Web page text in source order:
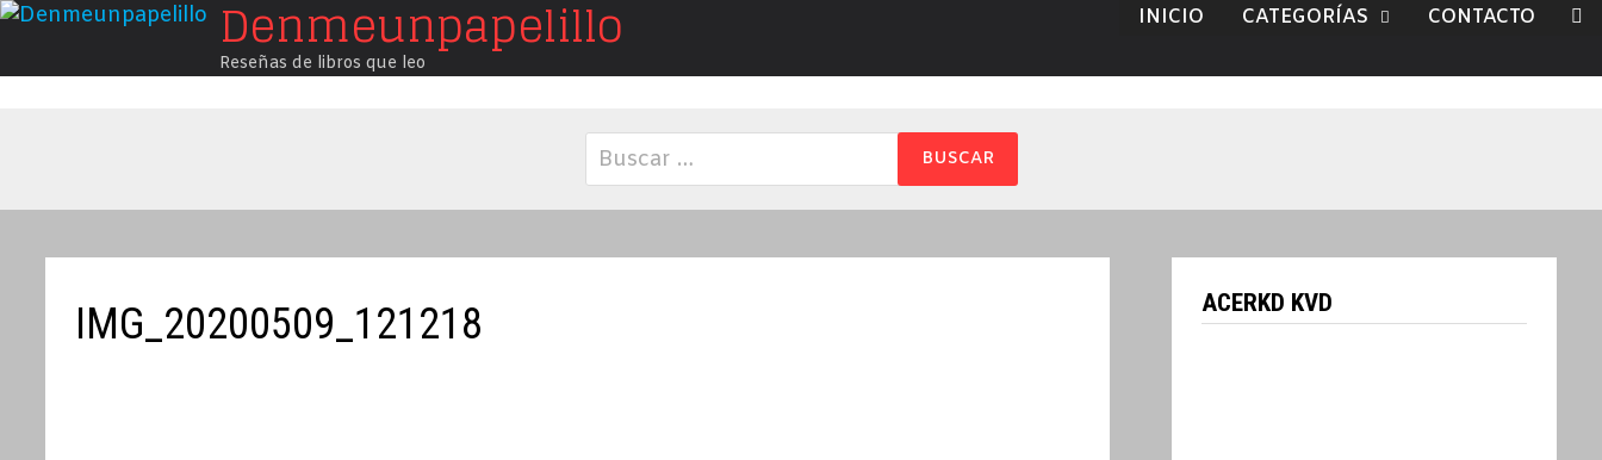
Saltar
contenido
Denmeunpapelillo
Reseñas de libros que leo
INICIO CATEGORÍAS CONTACTO
Buscar:
IMG_20200509_121218 ACERKD KVD